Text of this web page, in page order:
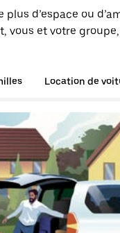
plus d’espace ou
vous et votre
Location de